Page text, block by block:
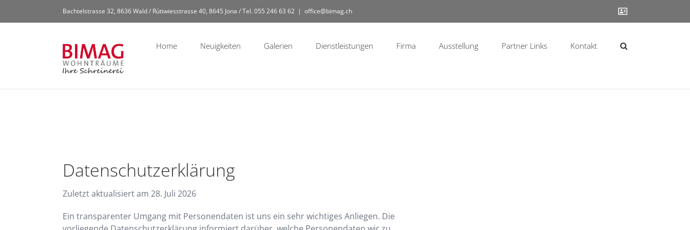
springen
Bachtelstrasse 32, 8636 Wald / Rütiwiesstrasse 40, 8645 Jona / Tel. 055 246 63 62 | office@bimag.ch Contact
Home Neuigkeiten Galerien Dienstleistungen Firma Ausstellung Partner Links Kontakt
Datenschutzerklärung
Zuletzt aktualisiert am 28. Juli 2026
Ein transparenter Umgang mit Personendaten ist uns ein sehr wichtiges Anliegen. Die